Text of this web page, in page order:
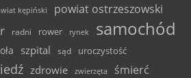
kępiński powiat ostrzeszowski
radni rower rynek samochód
szpital sąd uroczystość
zdrowie zwierzęta śmierć